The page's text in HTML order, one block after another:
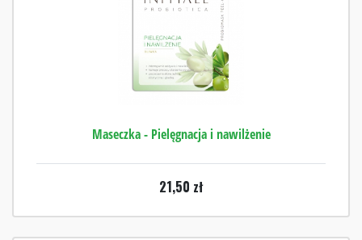
Maseczka - Pielęgnacja i nawilżenie
21,50 zł